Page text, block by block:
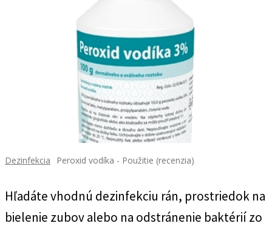
Dezinfekcia Peroxid vodíka - Použitie (recenzia)
Hľadáte vhodnú dezinfekciu rán, prostriedok na
bielenie zubov alebo na odstránenie baktérií zo